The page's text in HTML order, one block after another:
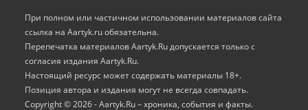
При полном или частичном использовании материалов сайта
ссылка на Aartyk.ru oбязательна.
Перепечатка материалов Aartyk.Ru допускается только с
согласия издания Aartyk.Ru.
Настоящий ресурс может содержать материалы 18+.
Позиция автора и издания могут не всегда совпадать.
Copyright © 2026 - Aartyk.Ru – хроника, события и факты.